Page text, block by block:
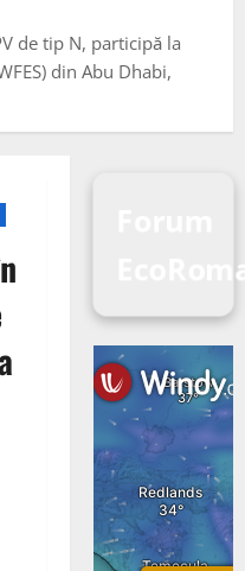
de tip N, participă la
din Abu Dhabi,